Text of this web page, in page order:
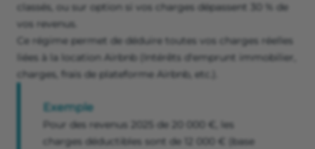
classés, ou sur option si vos charges dépassent 30 % de
vos revenus.
Ce régime permet de déduire toutes vos charges réelles
liées à la location Airbnb (Intérêts d'emprunt immobilier,
charges, frais de plateforme Airbnb, etc.).
Exemple
Pour des revenus 2025 de 20 000 €, les
charges déductibles sont de 12 000 € (base